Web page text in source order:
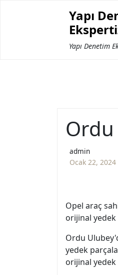
Yapı
Yapı Denetim
Ordu
admin
Ocak 22, 2024
Opel araç
orijinal
Ordu
yedek
orijinal